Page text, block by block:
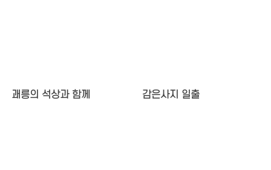
괘릉의 석상과 함께 감은사지 일출